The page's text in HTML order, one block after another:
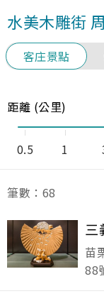
水美木雕街
客庄景點
距離 (公里)
0.5 1
筆數： 68
三
苗
88